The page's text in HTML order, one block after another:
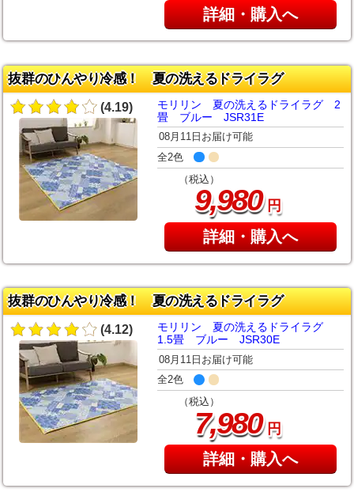
詳細・購入へ
抜群のひんやり冷感！ 夏の洗えるドライラグ
(4.19)
モリリン 夏の洗えるドライラグ 2
畳 ブルー JSR31E
08月11日お届け可能
全2色
（税込）
9,980円
詳細・購入へ
抜群のひんやり冷感！ 夏の洗えるドライラグ
(4.12)
モリリン 夏の洗えるドライラグ
1.5畳 ブルー JSR30E
08月11日お届け可能
全2色
（税込）
7,980円
詳細・購入へ